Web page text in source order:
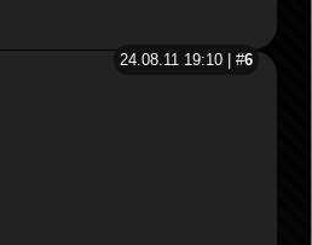
24.08.11 19:10 | #6